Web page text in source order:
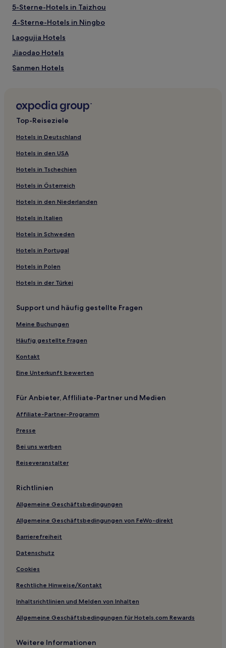
5-Sterne-Hotels in Taizhou
4-Sterne-Hotels in Ningbo
Laogujia Hotels
Jiaodao Hotels
Sanmen Hotels
Hotels nahe Wenzhou Lu Ahnenhaus
Hotels nahe Taizhou Shiliang Wasserfall
Hotels nahe Wuyanling Nationales Naturreservat von
Zhejiang
Yuhuan Hotels
Ningbo Hotels
Ausstellungszentrum
Pan’an Hotels
Hotels nahe Universität Wenzhou
Tempel
Ninghai Hotels
Hotels nahe Guanzong Tempel
Chengzhaixia Hotels
Rui'an Hotels
Hotels nahe Yunhe See
Hotels nahe Dalong-Wasserfall
Rencun Hotels
Qiansha Hotels
Hotels nahe Jiuzhu Damm
Hotels nahe Yunhe Xiangong See in Lishui
Top-Reiseziele
Hotels in Deutschland
Hotels in den USA
Hotels in Tschechien
Hotels in Österreich
Hotels in den Niederlanden
Hotels in Italien
Hotels in Schweden
Hotels in Portugal
Hotels in Polen
Hotels in der Türkei
Support und häufig gestellte Fragen
Meine Buchungen
Häufig gestellte Fragen
Kontakt
Eine Unterkunft bewerten
Für Anbieter, Affliliate-Partner und Medien
Affiliate-Partner-Programm
Presse
Bei uns werben
Reiseveranstalter
Richtlinien
Allgemeine Geschäftsbedingungen
Allgemeine Geschäftsbedingungen von FeWo-direkt
Barrierefreiheit
Datenschutz
Cookies
Rechtliche Hinweise/Kontakt
Inhaltsrichtlinien und Melden von Inhalten
Allgemeine Geschäftsbedingungen für Hotels.com Rewards
Weitere Informationen